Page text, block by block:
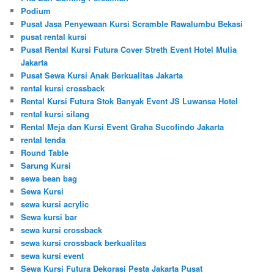
Podium
Pusat Jasa Penyewaan Kursi Scramble Rawalumbu Bekasi
pusat rental kursi
Pusat Rental Kursi Futura Cover Streth Event Hotel Mulia
Jakarta
Pusat Sewa Kursi Anak Berkualitas Jakarta
rental kursi crossback
Rental Kursi Futura Stok Banyak Event JS Luwansa Hotel
rental kursi silang
Rental Meja dan Kursi Event Graha Sucofindo Jakarta
rental tenda
Round Table
Sarung Kursi
sewa bean bag
Sewa Kursi
sewa kursi acrylic
Sewa kursi bar
sewa kursi crossback
sewa kursi crossback berkualitas
sewa kursi event
Sewa Kursi Futura Dekorasi Pesta Jakarta Pusat